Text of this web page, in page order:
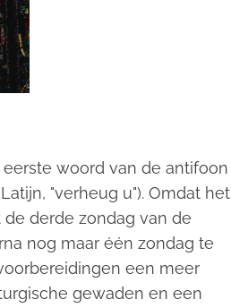
woord van de antifoon
"verheug u"). Omdat het
derde zondag van de
nog maar één zondag te
een meer
gewaden en een